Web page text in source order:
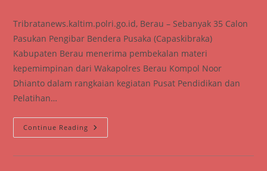
Tribratanews.kaltim.polri.go.id, Berau – Sebanyak 35 Calon
Pasukan Pengibar Bendera Pusaka (Capaskibraka)
Kabupaten Berau menerima pembekalan materi
kepemimpinan dari Wakapolres Berau Kompol Noor
Dhianto dalam rangkaian kegiatan Pusat Pendidikan dan
Pelatihan…
Continue Reading Wakapolres
Berau